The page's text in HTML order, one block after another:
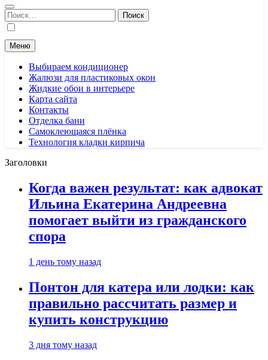
Найти:
Меню
Выбираем кондиционер
Жалюзи для пластиковых окон
Жидкие обои в интерьере
Карта сайта
Контакты
Отделка бани
Самоклеющаяся плёнка
Технология кладки кирпича
Заголовки
Когда важен результат: как адвокат
Ильина Екатерина Андреевна
помогает выйти из гражданского
спора
1 день тому назад
Понтон для катера или лодки: как
правильно рассчитать размер и
купить конструкцию
3 дня тому назад